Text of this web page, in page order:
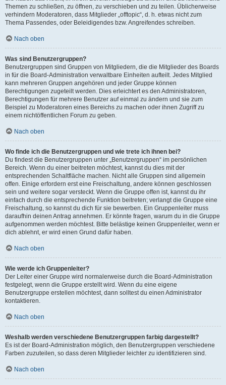
Themen zu schließen, zu öffnen, zu verschieben und zu teilen. Üblicherweise
verhindern Moderatoren, dass Mitglieder „offtopic“, d. h. etwas nicht zum
Thema Passendes, oder Beleidigendes bzw. Angreifendes schreiben.
Nach oben
Was sind Benutzergruppen?
Benutzergruppen sind Gruppen von Mitgliedern, die die Mitglieder des Boards
in für die Board-Administration verwaltbare Einheiten aufteilt. Jedes Mitglied
kann mehreren Gruppen angehören und jeder Gruppe können
Berechtigungen zugeteilt werden. Dies erleichtert es den Administratoren,
Berechtigungen für mehrere Benutzer auf einmal zu ändern und sie zum
Beispiel zu Moderatoren eines Bereichs zu machen oder ihnen Zugriff zu
einem nichtöffentlichen Forum zu geben.
Nach oben
Wo finde ich die Benutzergruppen und wie trete ich ihnen bei?
Du findest die Benutzergruppen unter „Benutzergruppen“ im persönlichen
Bereich. Wenn du einer beitreten möchtest, kannst du dies mit der
entsprechenden Schaltfläche machen. Nicht alle Gruppen sind allgemein
offen. Einige erfordern erst eine Freischaltung, andere können geschlossen
sein und weitere sogar versteckt. Wenn die Gruppe offen ist, kannst du ihr
einfach durch die entsprechende Funktion beitreten; verlangt die Gruppe eine
Freischaltung, so kannst du dich für sie bewerben. Ein Gruppenleiter muss
daraufhin deinen Antrag annehmen. Er könnte fragen, warum du in die Gruppe
aufgenommen werden möchtest. Bitte belästige keinen Gruppenleiter, wenn er
dich ablehnt, er wird einen Grund dafür haben.
Nach oben
Wie werde ich Gruppenleiter?
Der Leiter einer Gruppe wird normalerweise durch die Board-Administration
festgelegt, wenn die Gruppe erstellt wird. Wenn du eine eigene
Benutzergruppe erstellen möchtest, dann solltest du einen Administrator
kontaktieren.
Nach oben
Weshalb werden verschiedene Benutzergruppen farbig dargestellt?
Es ist der Board-Administration möglich, den Benutzergruppen verschiedene
Farben zuzuteilen, so dass deren Mitglieder leichter zu identifizieren sind.
Nach oben